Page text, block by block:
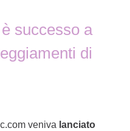
successo a
di
veniva lanciato